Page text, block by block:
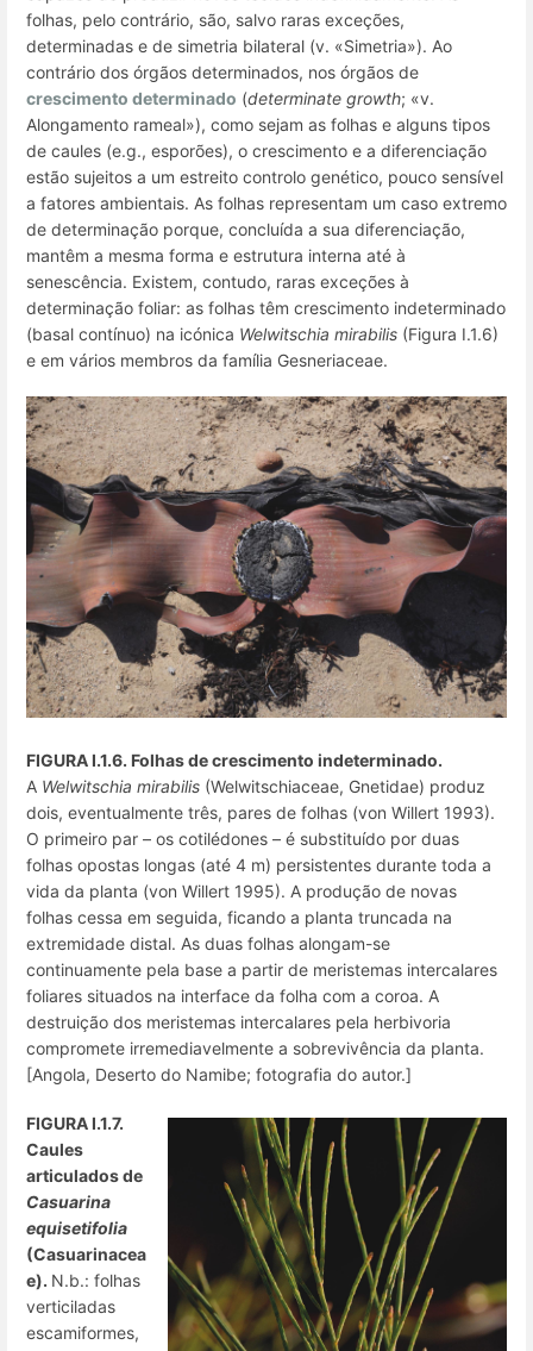
folhas, pelo contrário, são, salvo raras exceções,
determinadas e de simetria bilateral (v. «Simetria»). Ao
contrário dos órgãos determinados, nos órgãos de
crescimento determinado (determinate growth; «v.
Alongamento rameal»), como sejam as folhas e alguns tipos
de caules (e.g., esporões), o crescimento e a diferenciação
estão sujeitos a um estreito controlo genético, pouco sensível
a fatores ambientais. As folhas representam um caso extremo
de determinação porque, concluída a sua diferenciação,
mantêm a mesma forma e estrutura interna até à
senescência. Existem, contudo, raras exceções à
determinação foliar: as folhas têm crescimento indeterminado
(basal contínuo) na icónica Welwitschia mirabilis (Figura I.1.6)
e em vários membros da família Gesneriaceae.
FIGURA I.1.6. Folhas de crescimento indeterminado.
A Welwitschia mirabilis (Welwitschiaceae, Gnetidae) produz
dois, eventualmente três, pares de folhas (von Willert 1993).
O primeiro par – os cotilédones – é substituído por duas
folhas opostas longas (até 4 m) persistentes durante toda a
vida da planta (von Willert 1995). A produção de novas
folhas cessa em seguida, ficando a planta truncada na
extremidade distal. As duas folhas alongam-se
continuamente pela base a partir de meristemas intercalares
foliares situados na interface da folha com a coroa. A
destruição dos meristemas intercalares pela herbivoria
compromete irremediavelmente a sobrevivência da planta.
[Angola, Deserto do Namibe; fotografia do autor.]
FIGURA I.1.7.
Caules
articulados de
Casuarina
equisetifolia
(Casuarinacea
e). N.b.: folhas
verticiladas
escamiformes,